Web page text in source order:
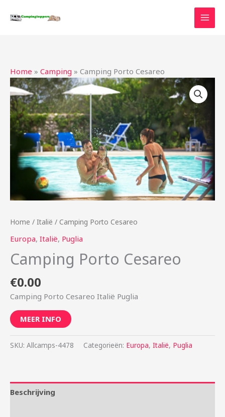
naar
Home » Camping » Camping Porto Cesareo
Home / Italië / Camping Porto Cesareo
Europa, Italië, Puglia
Camping Porto Cesareo
€0.00
Camping Porto Cesareo Italië Puglia
MEER INFO
SKU: Allcamps-4478 Categorieën: Europa, Italië, Puglia
Beschrijving